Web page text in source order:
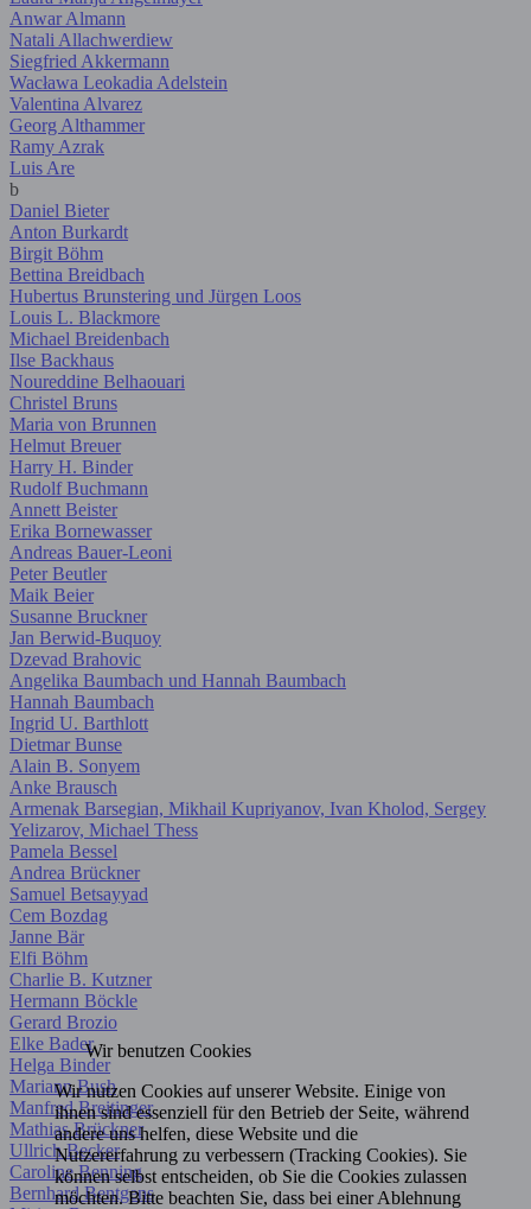
Anwar Almann
Natali Allachwerdiew
Siegfried Akkermann
Wacława Leokadia Adelstein
Valentina Alvarez
Georg Althammer
Ramy Azrak
Luis Are
b
Daniel Bieter
Anton Burkardt
Birgit Böhm
Bettina Breidbach
Hubertus Brunstering und Jürgen Loos
Louis L. Blackmore
Michael Breidenbach
Ilse Backhaus
Noureddine Belhaouari
Christel Bruns
Maria von Brunnen
Helmut Breuer
Harry H. Binder
Rudolf Buchmann
Annett Beister
Erika Bornewasser
Andreas Bauer-Leoni
Peter Beutler
Maik Beier
Susanne Bruckner
Jan Berwid-Buquoy
Dzevad Brahovic
Angelika Baumbach und Hannah Baumbach
Hannah Baumbach
Ingrid U. Barthlott
Dietmar Bunse
Alain B. Sonyem
Anke Brausch
Armenak Barsegian, Mikhail Kupriyanov, Ivan Kholod, Sergey
Yelizarov, Michael Thess
Pamela Bessel
Andrea Brückner
Samuel Betsayyad
Cem Bozdag
Janne Bär
Elfi Böhm
Charlie B. Kutzner
Hermann Böckle
Gerard Brozio
Elke Bader
Helga Binder
Mariann Bush
Manfred Breitinger
Mathias Brückner
Ullrich Becker
Caroline Benning
Bernhard Bentgens
Wir benutzen Cookies
Wir nutzen Cookies auf unserer Website. Einige von
ihnen sind essenziell für den Betrieb der Seite, während
andere uns helfen, diese Website und die
Nutzererfahrung zu verbessern (Tracking Cookies). Sie
können selbst entscheiden, ob Sie die Cookies zulassen
möchten. Bitte beachten Sie, dass bei einer Ablehnung